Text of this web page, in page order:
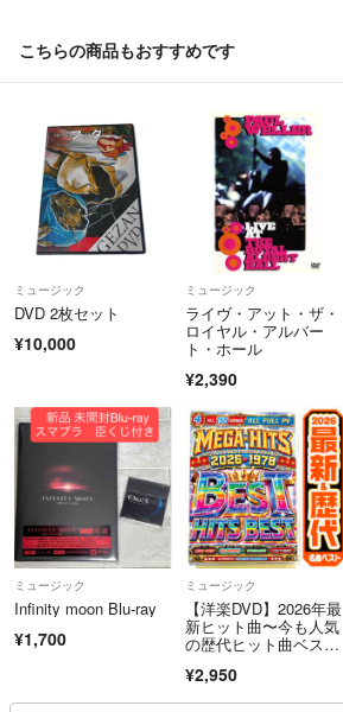
こちらの商品もおすすめです
ミュージック
DVD 2枚セット
¥10,000
ミュージック
ライヴ・アット・ザ・
ロイヤル・アルバー
ト・ホール
¥2,390
ミュージック
Infinity moon Blu-ray
¥1,700
ミュージック
【洋楽DVD】2026年最
新ヒット曲〜今も人気
の歴代ヒット曲ベス
¥2,950